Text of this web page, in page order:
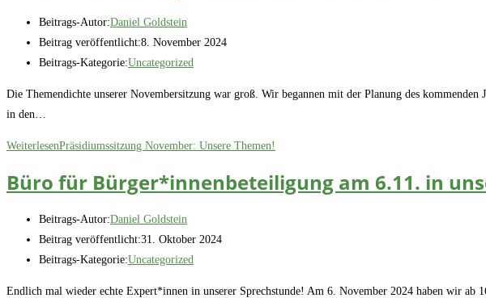
Beitrags-Autor:Daniel Goldstein
Beitrag veröffentlicht:8. November 2024
Beitrags-Kategorie:Uncategorized
Die Themendichte unserer Novembersitzung war groß. Wir begannen mit der Planung des
in den…
WeiterlesenPräsidiumssitzung November: Unsere Themen!
Büro für Bürger*innenbeteiligung am 6.11. in
Beitrags-Autor:Daniel Goldstein
Beitrag veröffentlicht:31. Oktober 2024
Beitrags-Kategorie:Uncategorized
Endlich mal wieder echte Expert*innen in unserer Sprechstunde! Am 6. November 2024 haben wir